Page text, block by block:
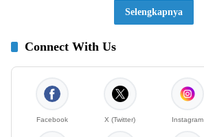
Selengkapnya
Connect With Us
Facebook X (Twitter) Instagram